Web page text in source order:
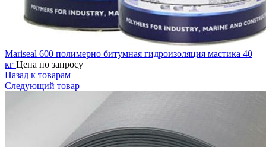
Mariseal 600 полимерно битумная гидроизоляция мастика 40
кг Цена по запросу
Назад к товарам
Следующий товар